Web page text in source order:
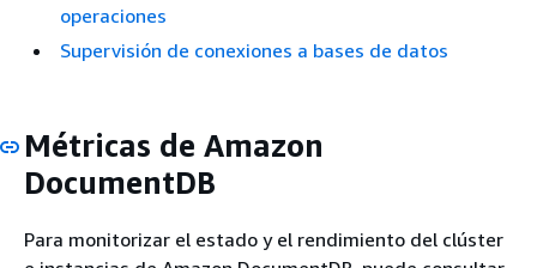
operaciones
Supervisión de conexiones a bases de datos
Métricas de Amazon
DocumentDB
Para monitorizar el estado y el rendimiento del clúster